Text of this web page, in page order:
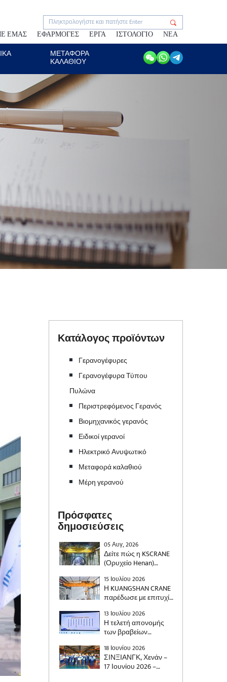
ΕΜΆΣ ΕΦΑΡΜΟΓΈΣ ΕΡΓΑ ΙΣΤΟΛΌΓΙΟ
ΝΈΑ
ΜΕΤΑΦΟΡΆ
ΚΑΛΑΘΙΟΎ
Κατάλογος προϊόντων
Γερανογέφυρες
Γερανογέφυρα Τύπου
Πυλώνα
Περιστρεφόμενος Γερανός
Βιομηχανικός γερανός
Ειδικοί γερανοί
Ηλεκτρικό Ανυψωτικό
Μεταφορά καλαθιού
Μέρη γερανού
Πρόσφατες
δημοσιεύσεις
05 Αυγ, 2026
Δείτε πώς η KSCRANE
(Ορυχείο Henan)
γερανό διπλής δοκού
500 τόνων με
σύστημα
αντικραδασμικού
ελέγχου για την
κατασκευή
σιδηροδρομικών
γραμμών υψηλής
ταχύτητας.
15 Ιουλίου 2026
Η KUANGSHAN CRANE
παρέδωσε με επιτυχία
αυτοματοποιημένους
γερανούς για ένα
εθνικό έργο ενέργειας,
ειδικά σχεδιασμένους
για να καλύπτουν τις
απαιτήσεις χειρισμού
υλικών της
13 Ιουλίου 2026
Η τελετή απονομής
των βραβείων
Επιχείρηση Henan»
και «Εξαιρετικός
Επιχειρηματίας
18 Ιουνίου 2026
ΣΙΝΞΙΑΝΓΚ, Χενάν –
17 Ιουνίου 2026 –